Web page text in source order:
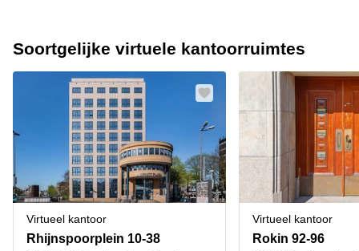
Soortgelijke virtuele kantoorruimtes
Virtueel kantoor
Rhijnspoorplein 10-38
Virtueel kantoor
Rokin 92-96